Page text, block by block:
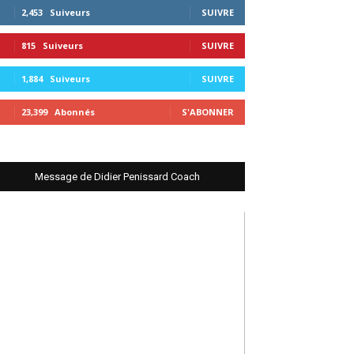
2,453 Suiveurs SUIVRE
815 Suiveurs SUIVRE
1,884 Suiveurs SUIVRE
23,399 Abonnés S'ABONNER
Message de Didier Penissard Coach